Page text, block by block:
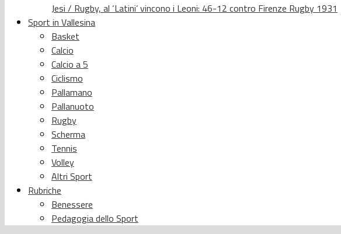
Jesi / Rugby, al ‘Latini’ vincono i Leoni: 46-12 contro Firenze Rugby 1931
Sport in Vallesina
Basket
Calcio
Calcio a 5
Ciclismo
Pallamano
Pallanuoto
Rugby
Scherma
Tennis
Volley
Altri Sport
Rubriche
Benessere
Pedagogia dello Sport